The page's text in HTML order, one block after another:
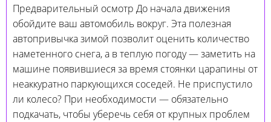
Предварительный осмотр До начала движения
обойдите ваш автомобиль вокруг. Эта полезная
автопривычка зимой позволит оценить количество
наметенного снега, а в теплую погоду — заметить на
машине появившиеся за время стоянки царапины от
неаккуратно паркующихся соседей. Не приспустило
ли колесо? При необходимости — обязательно
подкачать, чтобы уберечь себя от крупных проблем